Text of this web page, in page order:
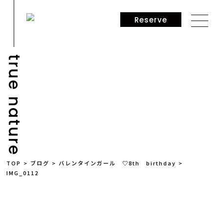
Reserve
true nature
TOP > ブログ >バレンタインガール ♡8th birthday >
IMG_0112